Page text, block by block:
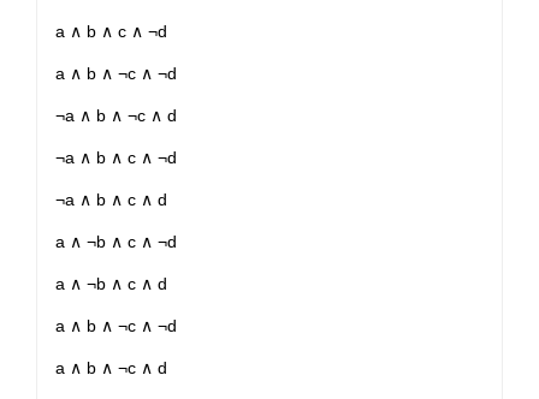
a ∧ b ∧ c ∧ ¬d
a ∧ b ∧ ¬c ∧ ¬d
¬a ∧ b ∧ ¬c ∧ d
¬a ∧ b ∧ c ∧ ¬d
¬a ∧ b ∧ c ∧ d
a ∧ ¬b ∧ c ∧ ¬d
a ∧ ¬b ∧ c ∧ d
a ∧ b ∧ ¬c ∧ ¬d
a ∧ b ∧ ¬c ∧ d